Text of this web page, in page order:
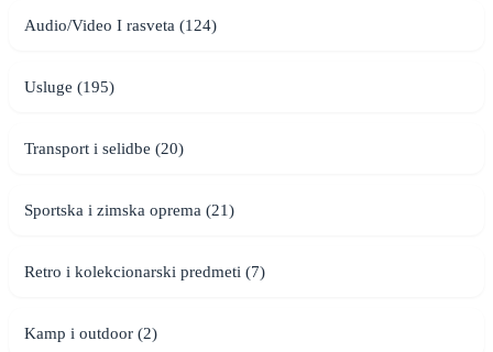
Audio/Video I rasveta (124)
Usluge (195)
Transport i selidbe (20)
Sportska i zimska oprema (21)
Retro i kolekcionarski predmeti (7)
Kamp i outdoor (2)